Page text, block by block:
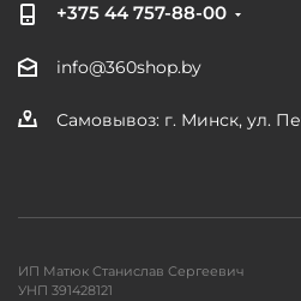
+375 44 757-88-00
info@360shop.by
Самовывоз: г. Минск, ул.
ИП Матюк Станислав Сергеевич
УНП 391428121